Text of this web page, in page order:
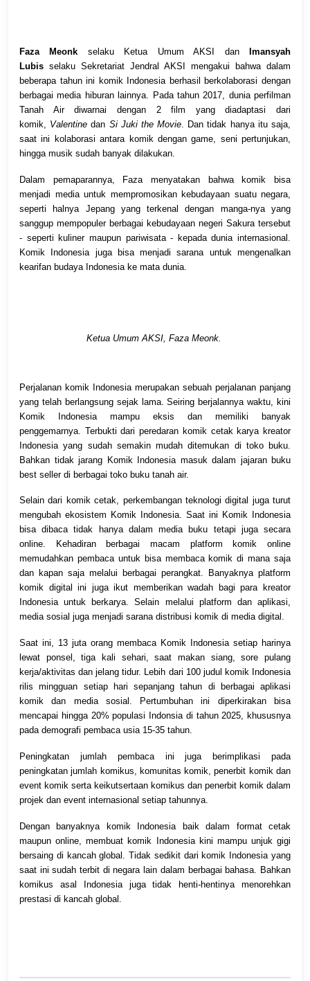
Faza Meonk selaku Ketua Umum AKSI dan
Imansyah
Lubis selaku Sekretariat Jendral AKSI mengakui bahwa dalam
beberapa tahun ini komik Indonesia berhasil berkolaborasi dengan
berbagai media hiburan lainnya. Pada tahun 2017, dunia perfilman
Tanah Air diwarnai dengan 2 film yang diadaptasi dari
komik, Valentinedan Si Juki the Movie . Dan tidak hanya itu saja,
saat ini kolaborasi antara komik dengan game, seni pertunjukan,
hingga musik sudah banyak dilakukan.
Dalam pemaparannya, Faza menyatakan bahwa komik bisa
menjadi media untuk mempromosikan kebudayaan suatu negara,
seperti halnya Jepang yang terkenal dengan manga-nya yang
sanggup mempopuler berbagai kebudayaan negeri Sakura tersebut
- seperti kuliner maupun pariwisata - kepada dunia internasional.
Komik Indonesia juga bisa menjadi sarana untuk mengenalkan
kearifan budaya Indonesia ke mata dunia.
Ketua Umum AKSI, Faza Meonk.
Perjalanan komik Indonesia merupakan sebuah perjalanan panjang
yang telah berlangsung sejak lama. Seiring berjalannya waktu, kini
Komik Indonesia mampu eksis dan memiliki banyak
penggemarnya. Terbukti dari peredaran komik cetak karya kreator
Indonesia yang sudah semakin mudah ditemukan di toko buku.
Bahkan tidak jarang Komik Indonesia masuk dalam jajaran buku
best seller di berbagai toko buku tanah air.
Selain dari komik cetak, perkembangan teknologi digital juga turut
mengubah ekosistem Komik Indonesia. Saat ini Komik Indonesia
bisa dibaca tidak hanya dalam media buku tetapi juga secara
online. Kehadiran berbagai macam platform komik online
memudahkan pembaca untuk bisa membaca komik di mana saja
dan kapan saja melalui berbagai perangkat. Banyaknya platform
komik digital ini juga ikut memberikan wadah bagi para kreator
Indonesia untuk berkarya. Selain melalui platform dan aplikasi,
media sosial juga menjadi sarana distribusi komik di media digital.
Saat ini, 13 juta orang membaca Komik Indonesia setiap harinya
lewat ponsel, tiga kali sehari, saat makan siang, sore pulang
kerja/aktivitas dan jelang tidur. Lebih dari 100 judul komik Indonesia
rilis mingguan setiap hari sepanjang tahun di berbagai aplikasi
komik dan media sosial. Pertumbuhan ini diperkirakan bisa
mencapai hingga 20% populasi Indonsia di tahun 2025, khususnya
pada demografi pembaca usia 15-35 tahun.
Peningkatan jumlah pembaca ini juga berimplikasi pada
peningkatan jumlah komikus, komunitas komik, penerbit komik dan
event komik serta keikutsertaan komikus dan penerbit komik dalam
projek dan event internasional setiap tahunnya.
Dengan banyaknya komik Indonesia baik dalam format cetak
maupun online, membuat komik Indonesia kini mampu unjuk gigi
bersaing di kancah global. Tidak sedikit dari komik Indonesia yang
saat ini sudah terbit di negara lain dalam berbagai bahasa. Bahkan
komikus asal Indonesia juga tidak henti-hentinya menorehkan
prestasi di kancah global.